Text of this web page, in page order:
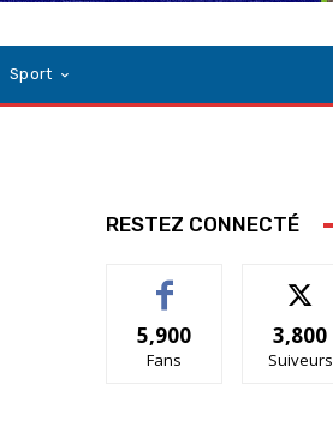
Sport
RESTEZ CONNECTÉ
5,900
Fans
3,800
Suiveurs